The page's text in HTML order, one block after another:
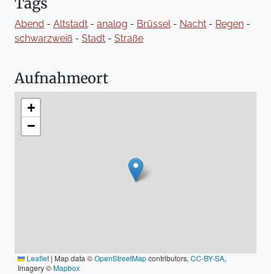
Tags
Abend - Altstadt - analog - Brüssel- Nacht - Regen -
schwarzweiß - Stadt - Straße
Aufnahmeort
+
−
Leaflet | Map data ©OpenStreetMapcontributors, CC-BY-SA,
Imagery ©Mapbox